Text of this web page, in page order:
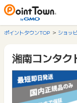
ポイントタウンTOP ショッ
湘南コンタク